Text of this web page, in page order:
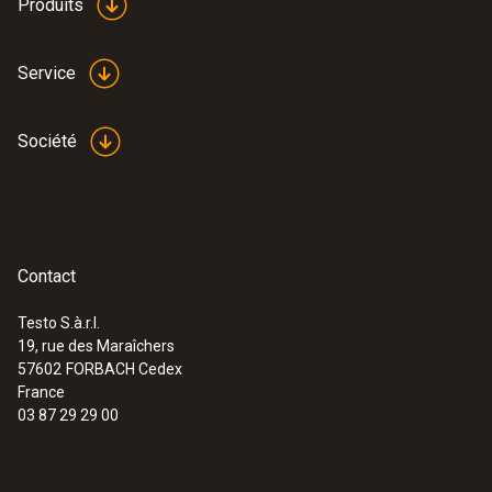
Produits
Service
Société
Contact
Testo S.à.r.l.
19, rue des Maraîchers
57602 FORBACH Cedex
France
03 87 29 29 00